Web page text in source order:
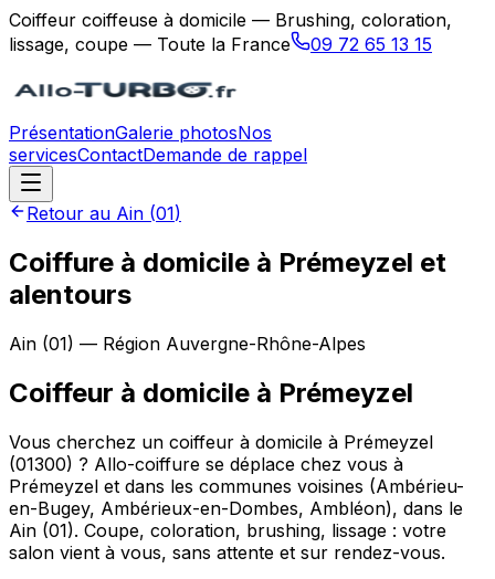
Coiffeur coiffeuse à domicile — Brushing, coloration,
lissage, coupe — Toute la France
09 72 65 13 15
PrésentationGalerie photosNos
servicesContactDemande de rappel
Retour au Ain (01)
Coiffure à domicile à Prémeyzel et
alentours
Ain (01) — Région Auvergne-Rhône-Alpes
Coiffeur à domicile à Prémeyzel
Vous cherchez un coiffeur à domicile à Prémeyzel
(01300) ? Allo-coiffure se déplace chez vous à
Prémeyzel et dans les communes voisines (Ambérieu-
en-Bugey, Ambérieux-en-Dombes, Ambléon), dans le
Ain (01). Coupe, coloration, brushing, lissage : votre
salon vient à vous, sans attente et sur rendez-vous.